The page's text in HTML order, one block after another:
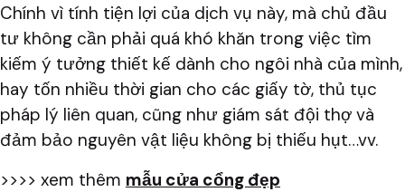
Chính vì tính tiện lợi của dịch vụ này, mà chủ đầu
tư không cần phải quá khó khăn trong việc tìm
kiếm ý tưởng thiết kế dành cho ngôi nhà của mình,
hay tốn nhiều thời gian cho các giấy tờ, thủ tục
pháp lý liên quan, cũng như giám sát đội thợ và
đảm bảo nguyên vật liệu không bị thiếu hụt…vv.
>>>> xem thêm mẫu cửa cổng đẹp